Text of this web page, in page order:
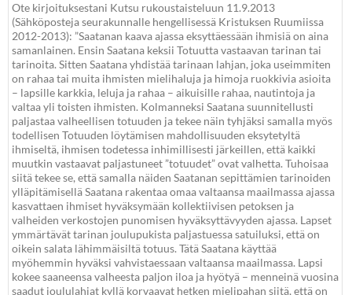
Ote kirjoituksestani Kutsu rukoustaisteluun 11.9.2013
(Sähköposteja seurakunnalle hengellisessä Kristuksen Ruumiissa
2012-2013): ”Saatanan kaava ajassa eksyttäessään ihmisiä on aina
samanlainen. Ensin Saatana keksii Totuutta vastaavan tarinan tai
tarinoita. Sitten Saatana yhdistää tarinaan lahjan, joka useimmiten
on rahaa tai muita ihmisten mielihaluja ja himoja ruokkivia asioita
– lapsille karkkia, leluja ja rahaa – aikuisille rahaa, nautintoja ja
valtaa yli toisten ihmisten. Kolmanneksi Saatana suunnitellusti
paljastaa valheellisen totuuden ja tekee näin tyhjäksi samalla myös
todellisen Totuuden löytämisen mahdollisuuden eksytetyltä
ihmiseltä, ihmisen todetessa inhimillisesti järkeillen, että kaikki
muutkin vastaavat paljastuneet ”totuudet” ovat valhetta. Tuhoisaa
siitä tekee se, että samalla näiden Saatanan sepittämien tarinoiden
ylläpitämisellä Saatana rakentaa omaa valtaansa maailmassa ajassa
kasvattaen ihmiset hyväksymään kollektiivisen petoksen ja
valheiden verkostojen punomisen hyväksyttävyyden ajassa. Lapset
ymmärtävät tarinan joulupukista paljastuessa satuiluksi, että on
oikein salata lähimmäisiltä totuus. Tätä Saatana käyttää
myöhemmin hyväksi vahvistaessaan valtaansa maailmassa. Lapsi
kokee saaneensa valheesta paljon iloa ja hyötyä – menneinä vuosina
saadut joululahjat kyllä korvaavat hetken mielipahan siitä, että on